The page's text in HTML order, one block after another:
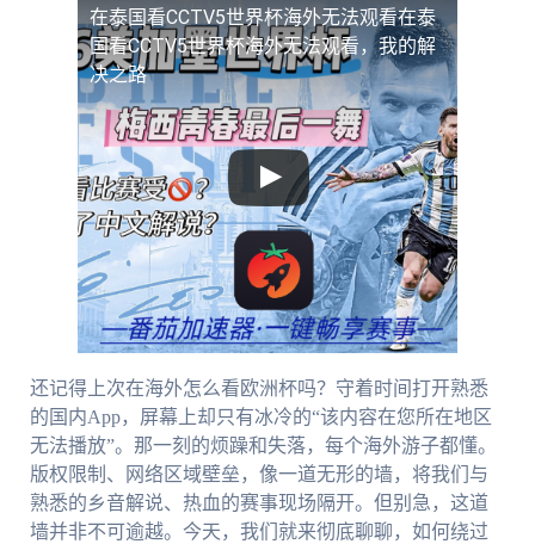
在泰国看CCTV5世界杯海外无法观看在泰
国看CCTV5世界杯海外无法观看，我的解
决之路
还记得上次在海外怎么看欧洲杯吗？守着时间打开熟悉
的国内App，屏幕上却只有冰冷的“该内容在您所在地区
无法播放”。那一刻的烦躁和失落，每个海外游子都懂。
版权限制、网络区域壁垒，像一道无形的墙，将我们与
熟悉的乡音解说、热血的赛事现场隔开。但别急，这道
墙并非不可逾越。今天，我们就来彻底聊聊，如何绕过